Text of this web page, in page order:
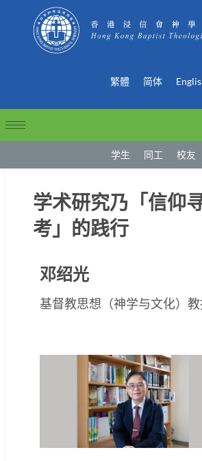
繁體 简体
学生 同工 校友
学术研究乃「信仰
考」的践行
邓绍光
基督教思想（神学与文化）教